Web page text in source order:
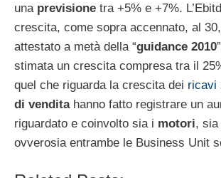
una previsione tra +5% e +7%.
crescita, come sopra accennato, al
attestato a metà della “guidance 2010
stimata un crescita compresa tra il
quel che riguarda la crescita dei ricavi
di venditahanno fatto registrare un
riguardato e coinvolto sia i motori, sia
ovverosia entrambe le Business Unit